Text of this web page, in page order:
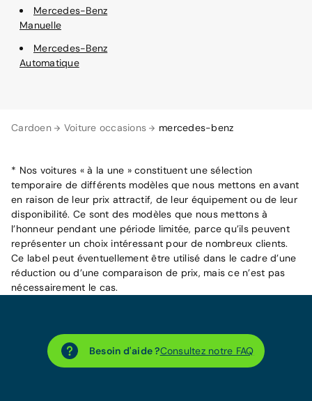
Cardoen Voiture occasions mercedes-benz
Mercedes-Benz
Manuelle
Mercedes-Benz
Automatique
* Nos voitures « à la une » constituent une sélection
temporaire de différents modèles que nous mettons en avant
en raison de leur prix attractif, de leur équipement ou de leur
disponibilité. Ce sont des modèles que nous mettons à
l’honneur pendant une période limitée, parce qu’ils peuvent
représenter un choix intéressant pour de nombreux clients.
Ce label peut éventuellement être utilisé dans le cadre d’une
réduction ou d’une comparaison de prix, mais ce n’est pas
nécessairement le cas.
Besoin d'aide ?Consultez notre FAQ